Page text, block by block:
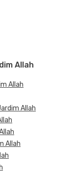
Allah
Allah
Allah
Allah